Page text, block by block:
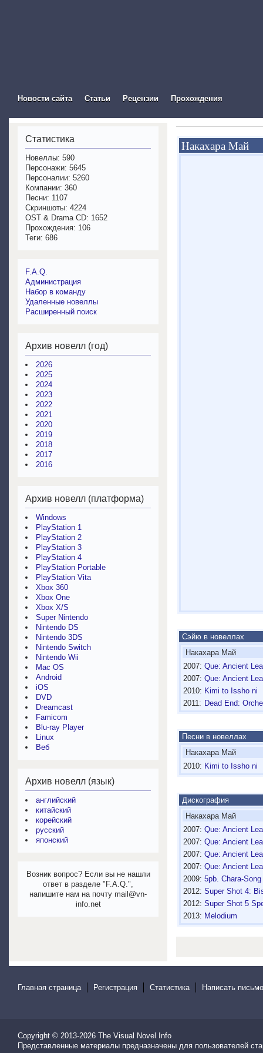
Новости сайта Статьи Рецензии Прохождения
Накахара Май
Сэйю в новеллах
Накахара Май
2007: Que: Ancient
2007: Que: Ancient
2010: Kimi to Issho ni
2011: Dead End:
Песни в новеллах
Накахара Май
2010: Kimi to Issho ni
Дискография
Накахара Май
2007: Que: Ancient
2007: Que: Ancient
2007: Que: Ancient
2007: Que: Ancient
2009: 5pb. Chara-
2012: Super Shot 4:
2012: Super Shot 5
2013: Melodium
Статистика
Новеллы: 590
Персонажи: 5645
Персоналии: 5260
Компании: 360
Песни: 1107
Скриншоты: 4224
OST & Drama CD: 1652
Прохождения: 106
Теги: 686
F.A.Q.
Администрация
Набор в команду
Удаленные новеллы
Расширенный поиск
Архив новелл (год)
2026
2025
2024
2023
2022
2021
2020
2019
2018
2017
2016
Архив новелл (платформа)
Windows
PlayStation 1
PlayStation 2
PlayStation 3
PlayStation 4
PlayStation Portable
PlayStation Vita
Xbox 360
Xbox One
Xbox X/S
Super Nintendo
Nintendo DS
Nintendo 3DS
Nintendo Switch
Nintendo Wii
Mac OS
Android
iOS
DVD
Dreamcast
Famicom
Blu-ray Player
Linux
Веб
Архив новелл (язык)
английский
китайский
корейский
русский
японский
Возник вопрос? Если вы не нашли
ответ в разделе "F.A.Q.",
напишите нам на почту mail@vn-
info.net
Главная страница Регистрация Статистика Написать
Copyright © 2013-2026 The Visual Novel Info
Представленные материалы предназначены для пользователей